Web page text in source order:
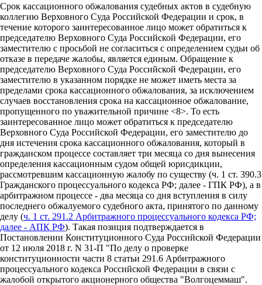
Срок кассационного обжалования судебных актов в судебную
коллегию Верховного Суда Российской Федерации и срок, в
течение которого заинтересованное лицо может обратиться к
председателю Верховного Суда Российской Федерации, его
заместителю с просьбой не согласиться с определением судьи об
отказе в передаче жалобы, является единым. Обращение к
председателю Верховного Суда Российской Федерации, его
заместителю в указанном порядке не может иметь места за
пределами срока кассационного обжалования, за исключением
случаев восстановления срока на кассационное обжалование,
пропущенного по уважительной причине <8>. То есть
заинтересованное лицо может обратиться к председателю
Верховного Суда Российской Федерации, его заместителю до
дня истечения срока кассационного обжалования, который в
гражданском процессе составляет три месяца со дня вынесения
определения кассационным судом общей юрисдикции,
рассмотревшим кассационную жалобу по существу (ч. 1 ст. 390.3
Гражданского процессуального кодекса РФ; далее - ГПК РФ), а в
арбитражном процессе - два месяца со дня вступления в силу
последнего обжалуемого судебного акта, принятого по данному
делу (ч. 1 ст. 291.2 Арбитражного процессуального кодекса РФ;
далее - АПК РФ). Такая позиция подтверждается в
Постановлении Конституционного Суда Российской Федерации
от 12 июля 2018 г. N 31-П "По делу о проверке
конституционности части 8 статьи 291.6 Арбитражного
процессуального кодекса Российской Федерации в связи с
жалобой открытого акционерного общества "Волгоцеммаш".